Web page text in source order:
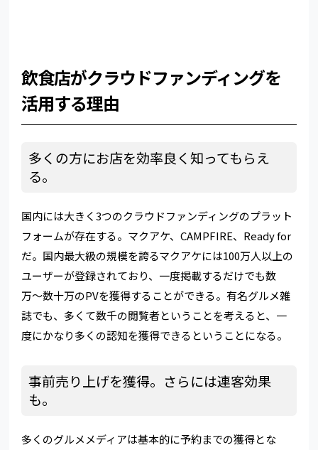
飲食店がクラウドファンディングを
活用する理由
多くの方にお店を効率良く知ってもらえ
る。
国内には大きく3つのクラウドファンディングのプラット
フォームが存在する。マクアケ、CAMPFIRE、Ready for
だ。国内最大級の規模を誇るマクアケには100万人以上の
ユーザーが登録されており、一度掲載するだけでも数
万〜数十万のPVを獲得することができる。有名グルメ雑
誌でも、多くて数千の閲覧者ということを考えると、一
度にかなり多くの認知を獲得できるということになる。
事前売り上げを獲得。さらには連客効果
も。
多くのグルメメディアは基本的に予約までの獲得とな